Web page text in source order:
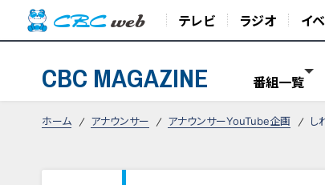
テレビ ラジオ イ
CBC MAGAZINE 番組一覧
ホーム アナウンサー アナウンサーYouTube企画 し